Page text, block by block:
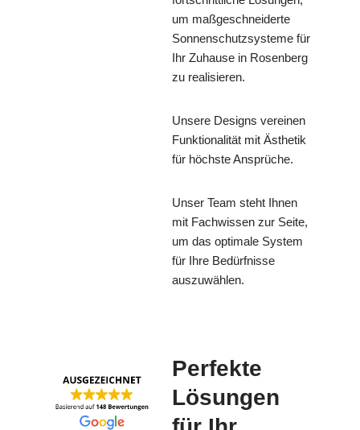
um maßgeschneiderte
Sonnenschutzsysteme für
Ihr Zuhause in Rosenberg
zu realisieren.
Unsere Designs vereinen
Funktionalität mit Ästhetik
für höchste Ansprüche.
Unser Team steht Ihnen
mit Fachwissen zur Seite,
um das optimale System
für Ihre Bedürfnisse
auszuwählen.
Perfekte
Lösungen